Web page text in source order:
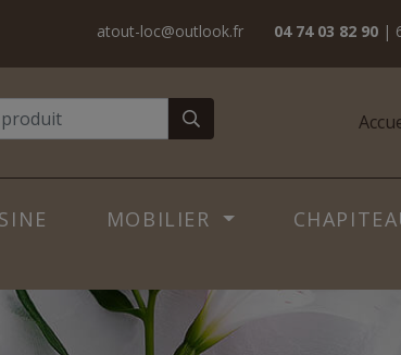
atout-loc@outlook.fr 04 74 03 82 90 |
MOBILIER